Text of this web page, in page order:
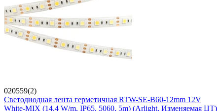
020559(2)
Светодиодная лента герметичная RTW-SE-B60-12mm 12V
White-MIX (14.4 W/m, IP65, 5060, 5m) (Arlight, Изменяемая ЦТ)